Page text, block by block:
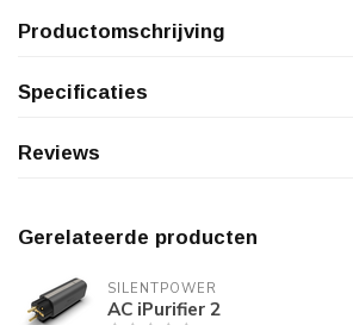
Productomschrijving
Specificaties
Reviews
Gerelateerde producten
SILENTPOWER
AC iPurifier 2